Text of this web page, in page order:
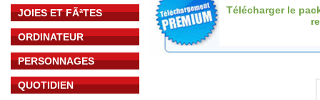
JOIES ET FÃªTES
ORDINATEUR
PERSONNAGES
QUOTIDIEN
Télécharger le